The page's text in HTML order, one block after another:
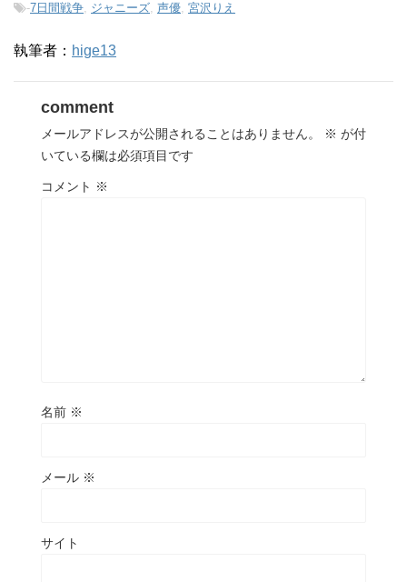
-7日間戦争, ジャニーズ, 声優, 宮沢りえ
執筆者： hige13
comment
メールアドレスが公開されることはありません。 ※ が付
いている欄は必須項目です
コメント ※
名前 ※
メール ※
サイト